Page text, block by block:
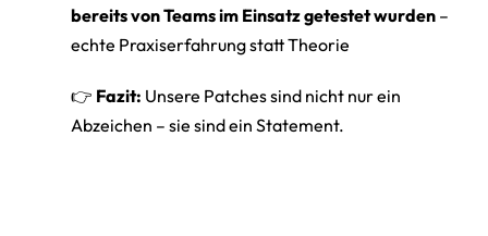
bereits von Teams im Einsatz getestet wurden –
echte Praxiserfahrung statt Theorie
👉 Fazit: Unsere Patches sind nicht nur ein
Abzeichen – sie sind ein Statement.